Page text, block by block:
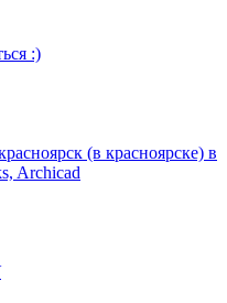
:)
(в красноярске) в
Archicad